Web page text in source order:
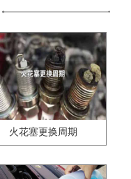
火花塞更换周期